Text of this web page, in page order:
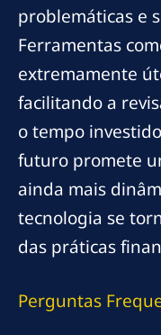
problemáticas e
Ferramentas
extremamente
facilitando a
o tempo
futuro promete
ainda mais
tecnologia se
das práticas
Perguntas